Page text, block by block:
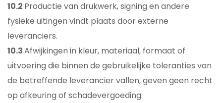
10.2 Productie van drukwerk, signing en andere
fysieke uitingen vindt plaats door externe
leveranciers.
10.3Afwijkingen in kleur, materiaal, formaat of
uitvoering die binnen de gebruikelijke toleranties van
de betreffende leverancier vallen, geven geen recht
op afkeuring of schadevergoeding.